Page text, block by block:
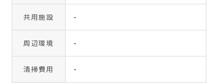
共用施設 -
周辺環境 -
清掃費用 -